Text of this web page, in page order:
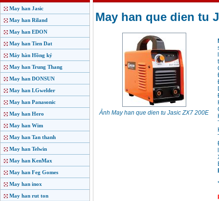
May han Jasic
May han Riland
May han EDON
May han Tien Dat
Máy hàn Hồng ký
May han Trung Thang
May han DONSUN
May han LGwelder
May han Panasonic
May han Hero
May han Wim
May han Tan thanh
May han Telwin
May han KenMax
May han Feg Gomes
May han inox
May han rut ton
May han que dien tu
Ảnh May han que dien tu Jasic ZX7 200E